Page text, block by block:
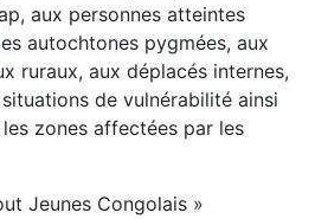
aux personnes atteintes
autochtones pygmées, aux
ruraux, aux déplacés internes,
de vulnérabilité ainsi
zones affectées par les
Jeunes Congolais »